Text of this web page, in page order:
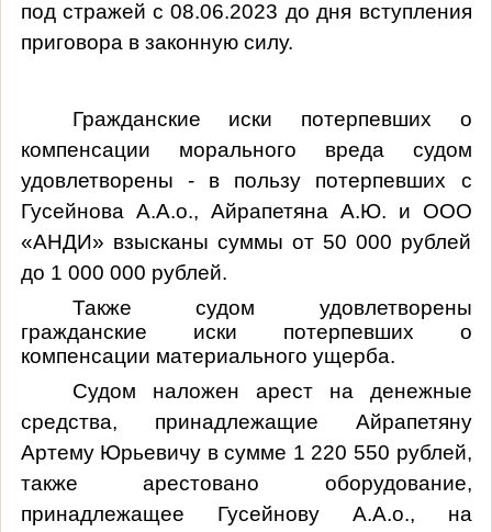
под стражей с 08.06.2023 до дня вступления
приговора в законную силу.
Гражданские иски потерпевших о
компенсации морального вреда судом
удовлетворены - в пользу потерпевших с
Гусейнова А.А.о., Айрапетяна А.Ю. и ООО
«АНДИ» взысканы суммы от 50 000 рублей
до 1 000 000 рублей.
Также судом удовлетворены
гражданские иски потерпевших о
компенсации материального ущерба.
Судом наложен арест на денежные
средства, принадлежащие Айрапетяну
Артему Юрьевичу в сумме 1 220 550 рублей,
также арестовано оборудование,
принадлежащее Гусейнову А.А.о., на